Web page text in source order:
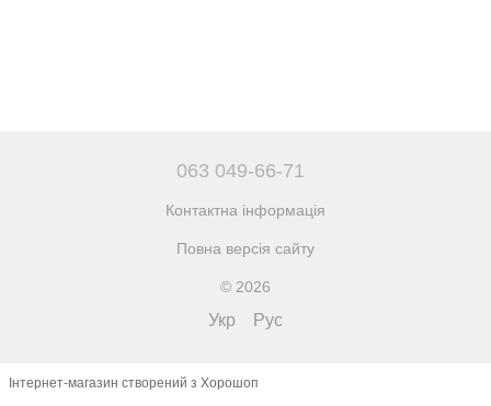
063 049-66-71
Контактна інформація
Повна версія сайту
© 2026
Укр Рус
Інтернет-магазин створений з Хорошоп